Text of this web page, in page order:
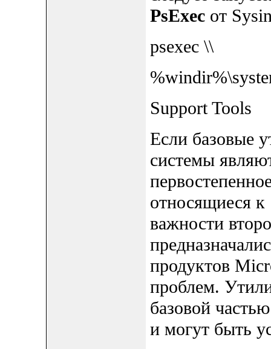
PsExecот
psexec \\
Support Tools
Если базовые
системы
относящиеся
важности
продуктов
проблем.
базовой
и могут быть